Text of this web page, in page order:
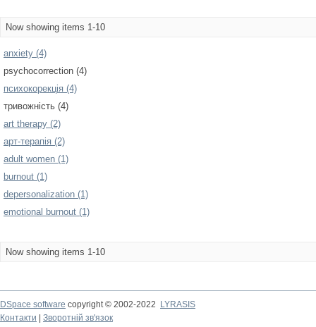
Now showing items 1-10
anxiety (4)
psychocorrection (4)
психокорекція (4)
тривожність (4)
art therapy (2)
арт-терапія (2)
adult women (1)
burnout (1)
depersonalization (1)
emotional burnout (1)
Now showing items 1-10
DSpace software copyright © 2002-2022
LYRASIS
Контакти
Зворотній зв'язок